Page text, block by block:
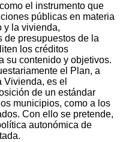
el instrumento que
públicas en materia
y la vivienda,
de presupuestos de la
los créditos
su contenido y objetivos.
el Plan, a
Vivienda, es el
de un estándar
municipios, como a los
Con ello se pretende,
autonómica de